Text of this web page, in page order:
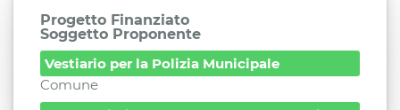
Progetto Finanziato
Soggetto Proponente
Vestiario per la Polizia Municipale
Comune